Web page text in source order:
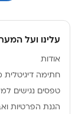
עלינו ועל
אודות
חתימה
טפסים נגישים
הגנת הפרטיות